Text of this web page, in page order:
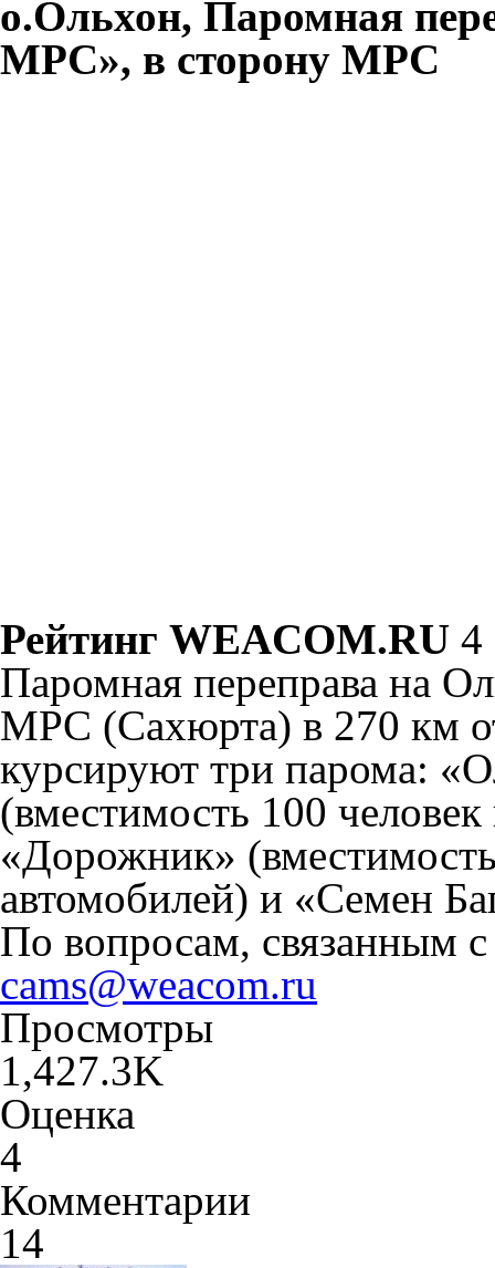
о.Ольхон, Паромная
МРС», в сторону МРС
Рейтинг WEACOM.RU 4
Паромная переправа на
МРС (Сахюрта) в 270 км
курсируют три парома:
(вместимость 100
«Дорожник»
автомобилей) и «Семен
По вопросам, связанным
cams@weacom.ru
Просмотры
1,427.3K
Оценка
4
Комментарии
14